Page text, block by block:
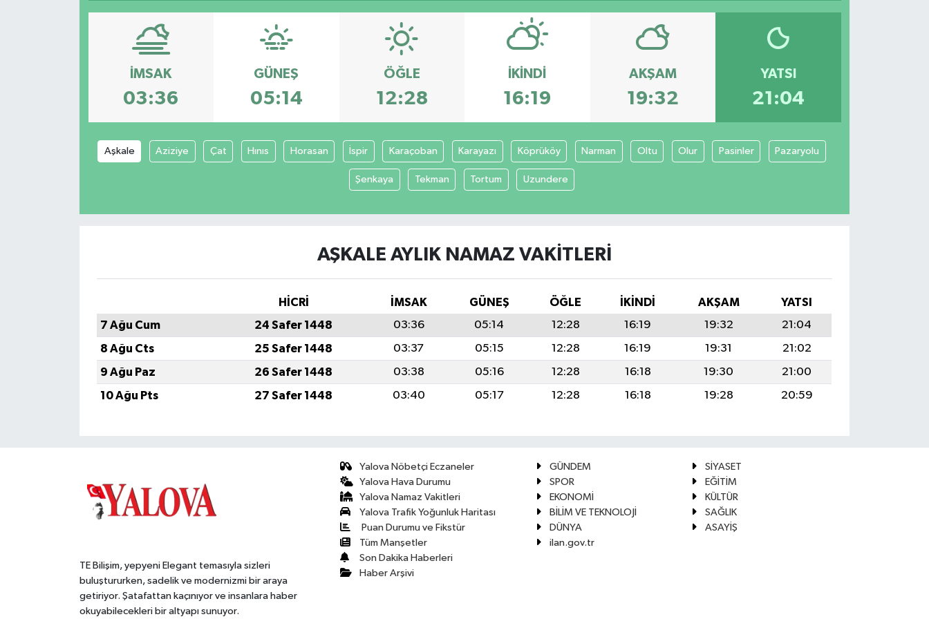
İMSAK
03:36
GÜNEŞ
05:14
ÖĞLE
12:28
İKINDI
16:19
AKŞAM
19:32
YATSI
21:04
Aşkale Aziziye Çat Hınıs Horasan İspir Karaçoban Karayazı Köprüköy Narman Oltu Olur Pasinler Pazaryolu
Şenkaya Tekman Tortum Uzundere
AŞKALE AYLIK NAMAZ VAKITLERI
HİCRİ İMSAK GÜNEŞ ÖĞLE İKINDI AKŞAM
YATSI
7 Ağu Cum
24 Safer 1448 03:36 05:14 12:28 16:19 19:32
21:04
8 Ağu Cts
25 Safer 1448 03:37 05:15 12:28 16:19 19:31
21:02
9 Ağu Paz
26 Safer 1448 03:38 05:16 12:28 16:18 19:30
21:00
10 Ağu Pts
27 Safer 1448 03:40 05:17 12:28 16:18 19:28 20:59
TE Bilişim, yepyeni Elegant temasıyla sizleri
buluştururken, sadelik ve modernizmi bir araya
getiriyor. Şatafattan kaçınıyor ve insanlara haber
okuyabilecekleri bir altyapı sunuyor.
Yalova Nöbetçi Eczaneler
Yalova Hava Durumu
Yalova Namaz Vakitleri
Yalova Trafik Yoğunluk Haritası
Puan Durumu ve Fikstür
Tüm Manşetler
Son Dakika Haberleri
Haber Arşivi
GÜNDEM
SİYASET
SPOR
EĞİTİM
EKONOMİ
KÜLTÜR
BİLİM VE TEKNOLOJİ
SAĞLIK
DÜNYA
ASAYİŞ
ilan.gov.tr